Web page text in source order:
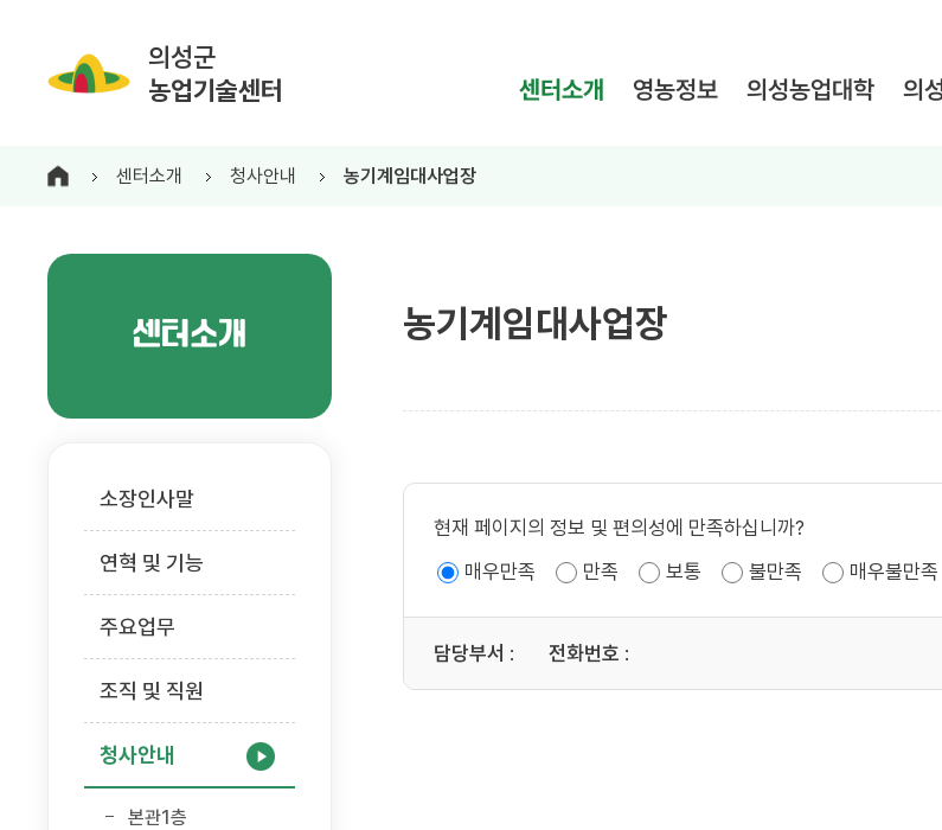
의성군
농업기술센터
센터소개 영농정보 의성농업대학 의
센터소개 청사안내 농기계임대사업장
센터소개
소장인사말
연혁 및 기능
주요업무
조직 및 직원
청사안내
본관1층
농기계임대사업장
현재 페이지의 정보 및 편의성에 만족하십니까?
매우만족
만족 보통 불만족 매우불만족
담당부서 : 전화번호 :